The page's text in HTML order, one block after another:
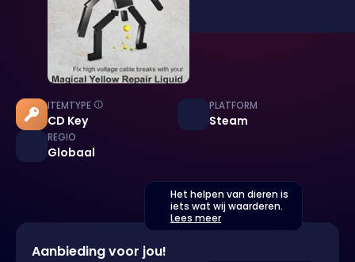
ITEMTYPE
CD Key
PLATFORM
Steam
REGIO
Globaal
Het helpen van dieren is
iets wat wij waarderen.
Lees meer
Aanbieding voor jou!